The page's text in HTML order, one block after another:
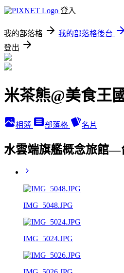
登入
我的部落格 我的部落格後台
登出
米茶熊@美食王
相簿 部落格 名片
水雲端旗艦概念旅館—
IMG_5048.JPG
IMG_5024.JPG